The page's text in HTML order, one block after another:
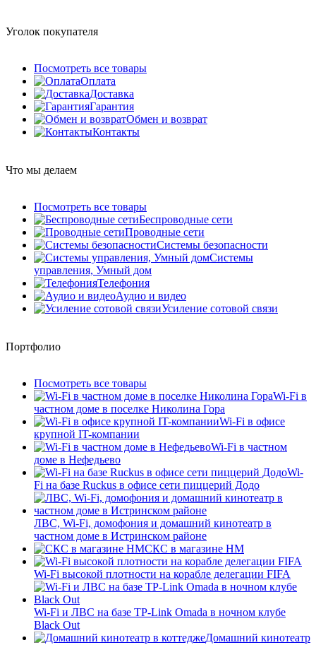
Уголок покупателя
Посмотреть все товары
Оплата
Доставка
Гарантия
Обмен и возврат
Контакты
Что мы делаем
Посмотреть все товары
Беспроводные сети
Проводные сети
Системы безопасности
Системы
управления, Умный дом
Телефония
Аудио и видео
Усиление сотовой связи
Портфолио
Посмотреть все товары
Wi-Fi в
частном доме в поселке Николина Гора
Wi-Fi в офисе
крупной IT-компании
Wi-Fi в частном
доме в Нефедьево
Wi-
Fi на базе Ruckus в офисе сети пиццерий Додо
ЛВС, Wi-Fi, домофония и домашний кинотеатр в
частном доме в Истринском районе
СКС в магазине HM
Wi-Fi высокой плотности на корабле делегации FIFA
Wi-Fi и ЛВС на базе TP-Link Omada в ночном клубе
Black Out
Домашний кинотеатр